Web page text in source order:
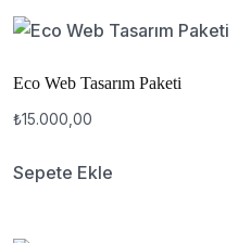
Eco Web Tasarım Paketi
₺15.000,00
Sepete Ekle